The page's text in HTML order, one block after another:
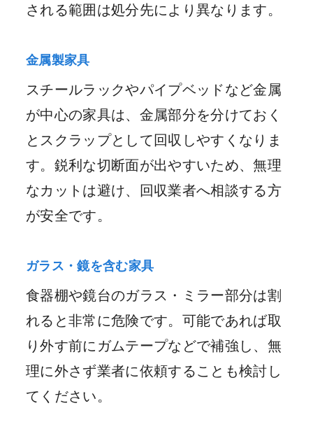
される範囲は処分先により異なります。
金属製家具
スチールラックやパイプベッドなど金属
が中心の家具は、金属部分を分けておく
とスクラップとして回収しやすくなりま
す。鋭利な切断面が出やすいため、無理
なカットは避け、回収業者へ相談する方
が安全です。
ガラス・鏡を含む家具
食器棚や鏡台のガラス・ミラー部分は割
れると非常に危険です。可能であれば取
り外す前にガムテープなどで補強し、無
理に外さず業者に依頼することも検討し
てください。